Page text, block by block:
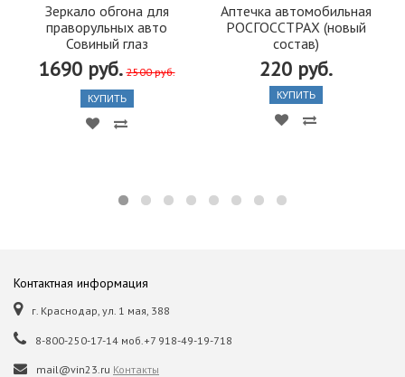
Зеркало обгона для
праворульных авто
Совиный глаз
1690 руб. 2500 руб.
КУПИТЬ
Аптечка автомобильная
РОСГОССТРАХ (новый
состав)
220 руб.
КУПИТЬ
Контактная информация
г. Краснодар, ул. 1 мая, 388
8-800-250-17-14 моб.+7 918-49-19-718
mail@vin23.ru Контакты